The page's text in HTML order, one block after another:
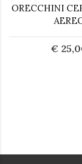
ORECCHINI
€